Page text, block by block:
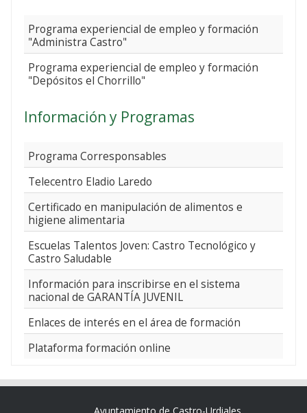
Programa experiencial de empleo y formación
"Administra Castro"
Programa experiencial de empleo y formación
"Depósitos el Chorrillo"
Información y Programas
Programa Corresponsables
Telecentro Eladio Laredo
Certificado en manipulación de alimentos e
higiene alimentaria
Escuelas Talentos Joven: Castro Tecnológico y
Castro Saludable
Información para inscribirse en el sistema
nacional de GARANTÍA JUVENIL
Enlaces de interés en el área de formación
Plataforma formación online